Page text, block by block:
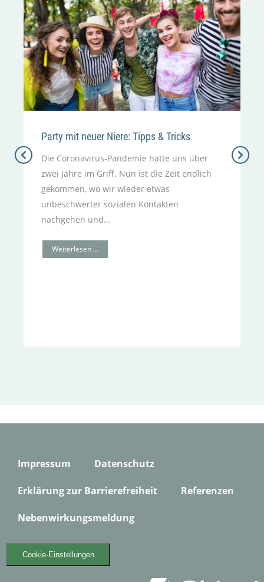
Party mit neuer Niere: Tipps & Tricks
Die Coronavirus-Pandemie hatte uns über
zwei Jahre im Griff. Nun ist die Zeit endlich
gekommen, wo wir wieder etwas
unbeschwerter sozialen Kontakten
nachgehen und…
Weiterlesen …
Impressum Datenschutz
Erklärung zur Barrierefreiheit Referenzen
Nebenwirkungsmeldung
Cookie-Einstellungen